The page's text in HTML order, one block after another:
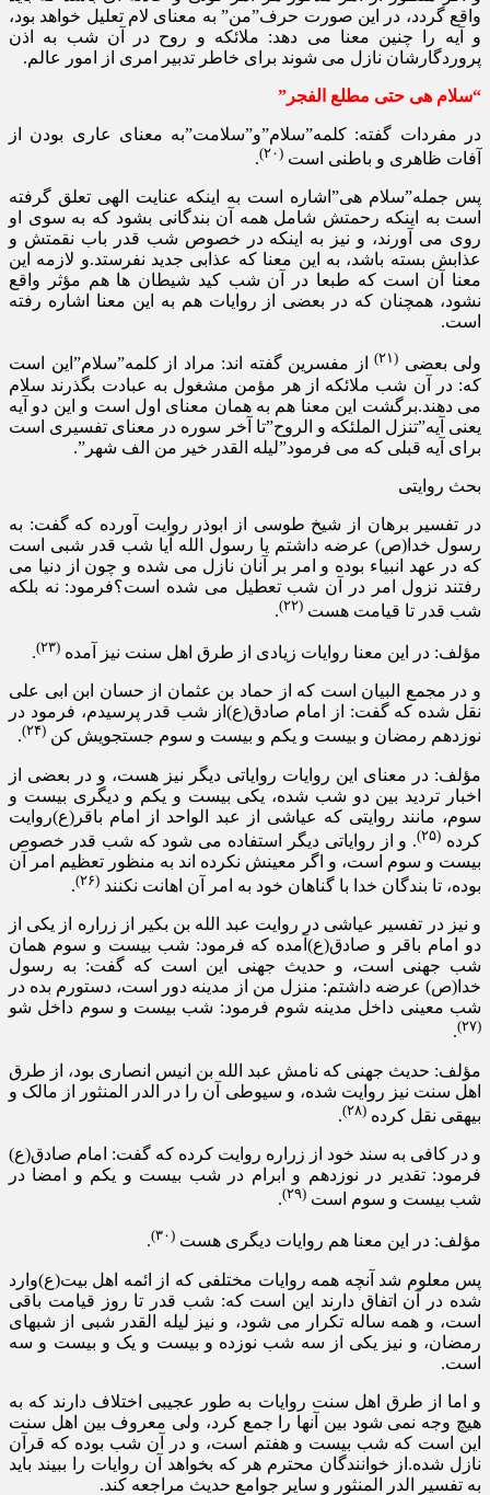
واقع گردد، در این صورت حرف”من” به معنای لام تعلیل خواهد بود،
و آیه را چنین معنا می دهد: ملائکه و روح در آن شب به اذن
پروردگارشان نازل می شوند برای خاطر تدبیر امری از امور عالم.
“سلام هی حتی مطلع الفجر”
در مفردات گفته: کلمه”سلام”و”سلامت”به معنای عاری بودن از
آفات ظاهری و باطنی است (۲۰) .
پس جمله”سلام هی”اشاره است به اینکه عنایت الهی تعلق گرفته
است به اینکه رحمتش شامل همه آن بندگانی بشود که به سوی او
روی می آورند، و نیز به اینکه در خصوص شب قدر باب نقمتش و
عذابش بسته باشد، به این معنا که عذابی جدید نفرستد.و لازمه این
معنا آن است که طبعا در آن شب کید شیطان ها هم مؤثر واقع
نشود، همچنان که در بعضی از روایات هم به این معنا اشاره رفته
است.
ولی بعضی (۲۱)
از مفسرین گفته اند: مراد از کلمه”سلام”این است
که: در آن شب ملائکه از هر مؤمن مشغول به عبادت بگذرند سلام
می دهند.برگشت این معنا هم به همان معنای اول است و این دو آیه
یعنی آیه”تنزل الملئکه و الروح”تا آخر سوره در معنای تفسیری است
برای آیه قبلی که می فرمود”لیله القدر خیر من الف شهر”.
بحث روایتی
در تفسیر برهان از شیخ طوسی از ابوذر روایت آورده که گفت: به
رسول خدا(ص) عرضه داشتم یا رسول الله آیا شب قدر شبی است
که در عهد انبیاء بوده و امر بر آنان نازل می شده و چون از دنیا می
رفتند نزول امر در آن شب تعطیل می شده است؟فرمود: نه بلکه
شب قدر تا قیامت هست (۲۲) .
مؤلف: در این معنا روایات زیادی از طرق اهل سنت نیز آمده (۲۳) .
و در مجمع البیان است که از حماد بن عثمان از حسان ابن ابی علی
نقل شده که گفت: از امام صادق(ع)از شب قدر پرسیدم، فرمود در
نوزدهم رمضان و بیست و یکم و بیست و سوم جستجویش کن (۲۴) .
مؤلف: در معنای این روایات روایاتی دیگر نیز هست، و در بعضی از
اخبار تردید بین دو شب شده، یکی بیست و یکم و دیگری بیست و
سوم، مانند روایتی که عیاشی از عبد الواحد از امام باقر(ع)روایت
کرده (۲۵)
. و از روایاتی دیگر استفاده می شود که شب قدر خصوص
بیست و سوم است، و اگر معینش نکرده اند به منظور تعظیم امر آن
بوده، تا بندگان خدا با گناهان خود به امر آن اهانت نکنند (۲۶) .
و نیز در تفسیر عیاشی در روایت عبد الله بن بکیر از زراره از یکی از
دو امام باقر و صادق(ع)آمده که فرمود: شب بیست و سوم همان
شب جهنی است، و حدیث جهنی این است که گفت: به رسول
خدا(ص) عرضه داشتم: منزل من از مدینه دور است، دستورم بده در
شب معینی داخل مدینه شوم فرمود: شب بیست و سوم داخل شو
(۲۷) .
مؤلف: حدیث جهنی که نامش عبد الله بن انیس انصاری بود، از طرق
اهل سنت نیز روایت شده، و سیوطی آن را در الدر المنثور از مالک و
بیهقی نقل کرده (۲۸) .
و در کافی به سند خود از زراره روایت کرده که گفت: امام صادق(ع)
فرمود: تقدیر در نوزدهم و ابرام در شب بیست و یکم و امضا در
شب بیست و سوم است (۲۹) .
مؤلف: در این معنا هم روایات دیگری هست (۳۰) .
پس معلوم شد آنچه همه روایات مختلفی که از ائمه اهل بیت(ع)وارد
شده در آن اتفاق دارند این است که: شب قدر تا روز قیامت باقی
است، و همه ساله تکرار می شود، و نیز لیله القدر شبی از شبهای
رمضان، و نیز یکی از سه شب نوزده و بیست و یک و بیست و سه
است.
و اما از طرق اهل سنت روایات به طور عجیبی اختلاف دارند که به
هیچ وجه نمی شود بین آنها را جمع کرد، ولی معروف بین اهل سنت
این است که شب بیست و هفتم است، و در آن شب بوده که قرآن
نازل شده.از خوانندگان محترم هر که بخواهد آن روایات را ببیند باید
به تفسیر الدر المنثور و سایر جوامع حدیث مراجعه کند.